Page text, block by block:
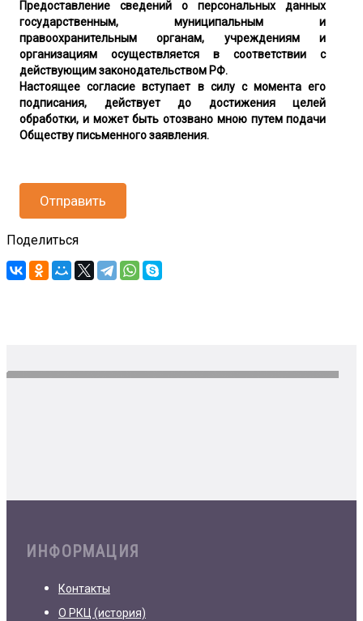
Предоставление сведений о персональных данных
государственным, муниципальным и
правоохранительным органам, учреждениям и
организациям осуществляется в соответствии с
действующим законодательством РФ.
Настоящее согласие вступает в силу с момента его
подписания, действует до достижения целей
обработки, и может быть отозвано мною путем подачи
Обществу письменного заявления.
Отправить
Поделиться
ИНФОРМАЦИЯ
Контакты
О РКЦ (история)